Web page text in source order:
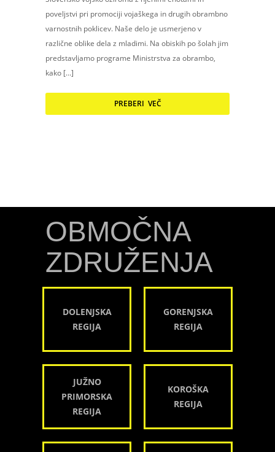
poveljstvi pri promociji vojaškega in drugih obrambno
varnostnih poklicev. Naše delo je usmerjeno v
različne oblike dela z mladimi. Na obiskih po šolah jim
predstavljamo programe Ministrstva za obrambo,
kako […]
PREBERI VEČ
OBMOČNA
ZDRUŽENJA
DOLENJSKA
REGIJA
GORENJSKA
REGIJA
JUŽNO
PRIMORSKA
REGIJA
KOROŠKA
REGIJA